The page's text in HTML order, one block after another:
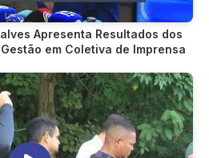
Apresenta Resultados dos
em Coletiva de Imprensa